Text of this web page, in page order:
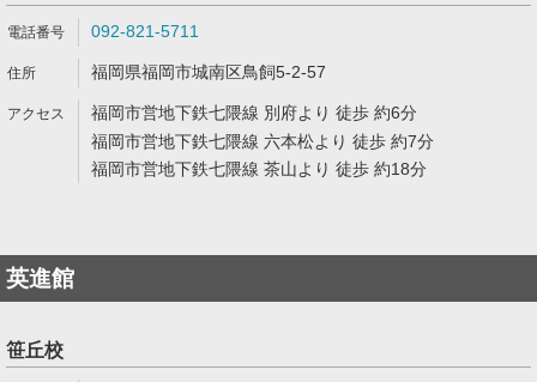
092-821-5711
福岡県福岡市城南区鳥飼5-2-57
福岡市営地下鉄七隈線 別府より 徒歩 約6分
福岡市営地下鉄七隈線 六本松より 徒歩 約7分
福岡市営地下鉄七隈線 茶山より 徒歩 約18分
英進館
笹丘校